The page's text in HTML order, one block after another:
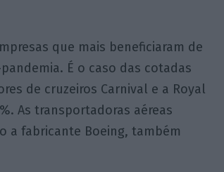
que mais beneficiaram de
É o caso das cotadas
de cruzeiros Carnival e a Royal
As transportadoras aéreas
a fabricante Boeing, também